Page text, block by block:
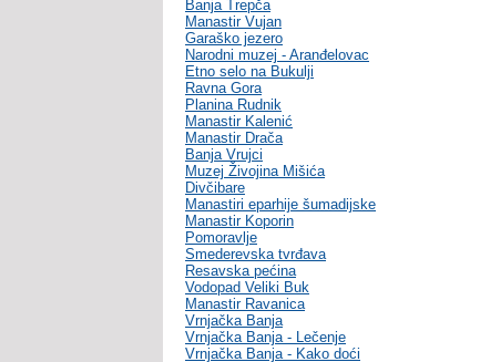
Banja Trepča
Manastir Vujan
Garaško jezero
Narodni muzej - Aranđelovac
Etno selo na Bukulji
Ravna Gora
Planina Rudnik
Manastir Kalenić
Manastir Drača
Banja Vrujci
Muzej Živojina Mišića
Divčibare
Manastiri eparhije šumadijske
Manastir Koporin
Pomoravlje
Smederevska tvrđava
Resavska pećina
Vodopad Veliki Buk
Manastir Ravanica
Vrnjačka Banja
Vrnjačka Banja - Lečenje
Vrnjačka Banja - Kako doći